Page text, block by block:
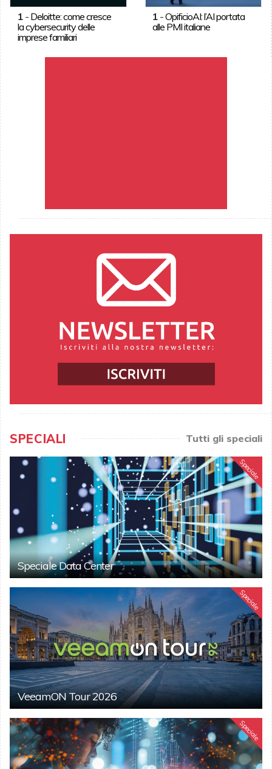
1- Deloitte: come cresce
la cybersecurity delle
imprese familiari
1 -OpificioAI: l’AI portata
alle PMI italiane
SPECIALI Tutti gli speciali
Speciale
Speciale Data Center
Speciale
VeeamON Tour 2026
Speciale